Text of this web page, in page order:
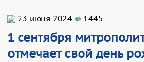
23 июня 2024 1445
1 сентября
отмечает свой день